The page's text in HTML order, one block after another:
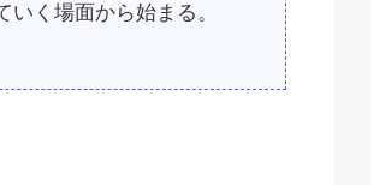
いく場面から始まる。